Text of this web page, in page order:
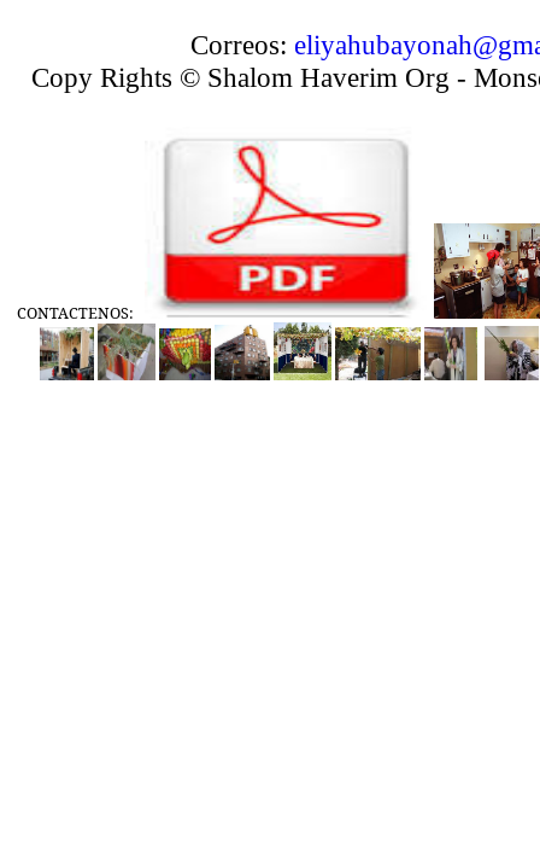
Correos:
Copy Rights © Shalom Haverim Org -
CONTACTENOS: